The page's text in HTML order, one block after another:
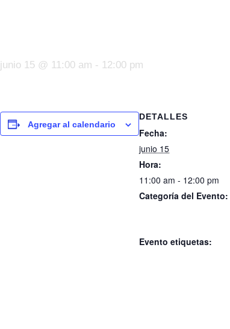
junio 15 @ 11:00 am - 12:00 pm
Agregar al calendario
DETALLES
Fecha:
junio 15
Hora:
11:00 am - 12:00 pm
Categoría del Evento:
Evento etiquetas: